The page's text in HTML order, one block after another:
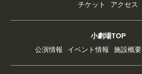
チケット
アクセス
小劇場TOP
公演情報
イベント情報 施設概要